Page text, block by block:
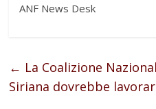
ANF News Desk
← La Coalizione
Siriana dovrebbe